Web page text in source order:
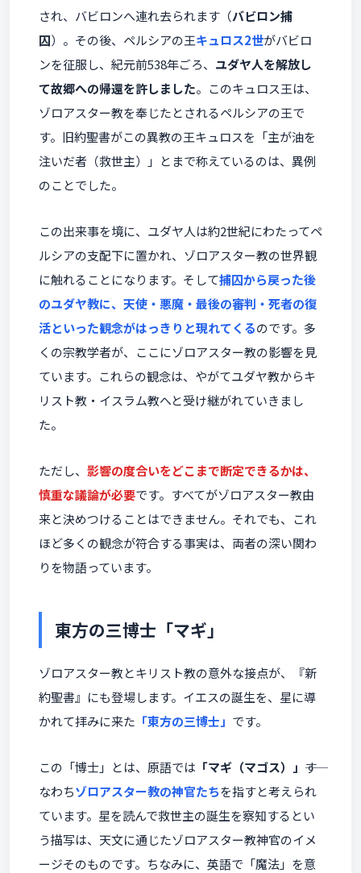
され、バビロンへ連れ去られます（バビロン捕
囚）。その後、ペルシアの王キュロス2世がバビロ
ンを征服し、紀元前538年ごろ、 ユダヤ人を解放し
て故郷への帰還を許しました。このキュロス王は、
ゾロアスター教を奉じたとされるペルシアの王で
す。旧約聖書がこの異教の王キュロスを「主が油を
注いだ者（救世主）」とまで称えているのは、異例
のことでした。
この出来事を境に、ユダヤ人は約2世紀にわたってペ
ルシアの支配下に置かれ、ゾロアスター教の世界観
に触れることになります。そして捕囚から戻った後
のユダヤ教に、天使・悪魔・最後の審判・死者の復
活といった観念がはっきりと現れてくるのです。多
くの宗教学者が、ここにゾロアスター教の影響を見
ています。これらの観念は、やがてユダヤ教からキ
リスト教・イスラム教へと受け継がれていきまし
た。
ただし、 影響の度合いをどこまで断定できるかは、
慎重な議論が必要です。すべてがゾロアスター教由
来と決めつけることはできません。それでも、これ
ほど多くの観念が符合する事実は、両者の深い関わ
りを物語っています。
東方の三博士「マギ」
ゾロアスター教とキリスト教の意外な接点が、『新
約聖書』にも登場します。イエスの誕生を、星に導
かれて拝みに来た 「東方の三博士」 です。
この「博士」とは、原語では 「マギ（マゴス）」 ――す
なわちゾロアスター教の神官たちを指すと考えられ
ています。星を読んで救世主の誕生を察知するとい
う描写は、天文に通じたゾロアスター教神官のイメ
ージそのものです。ちなみに、英語で「魔法」を意